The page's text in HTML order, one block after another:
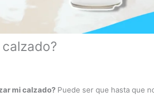
mi calzado? Puede ser que hasta que